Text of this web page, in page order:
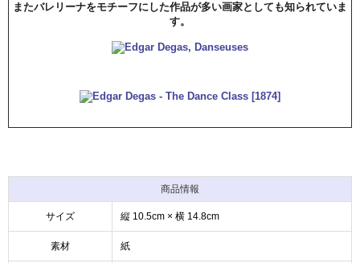
またバレリーナをモチーフにした作品が多い画家としても知られていま
す。
商品情報
サイズ 縦 10.5cm × 横 14.8cm
素材 紙